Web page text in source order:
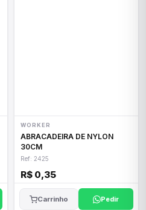
WORKER
ABRACADEIRA DE NYLON
30CM
Ref: 2425
R$ 0,35
Carrinho Pedir